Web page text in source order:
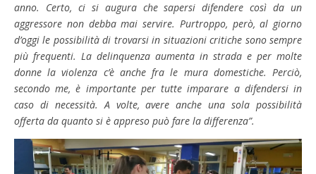
anno. Certo, ci si augura che sapersi difendere così da un
aggressore non debba mai servire. Purtroppo, però, al giorno
d’oggi le possibilità di trovarsi in situazioni critiche sono sempre
più frequenti. La delinquenza aumenta in strada e per molte
donne la violenza c’è anche fra le mura domestiche. Perciò,
secondo me, è importante per tutte imparare a difendersi in
caso di necessità. A volte, avere anche una sola possibilità
offerta da quanto si è appreso può fare la differenza”.